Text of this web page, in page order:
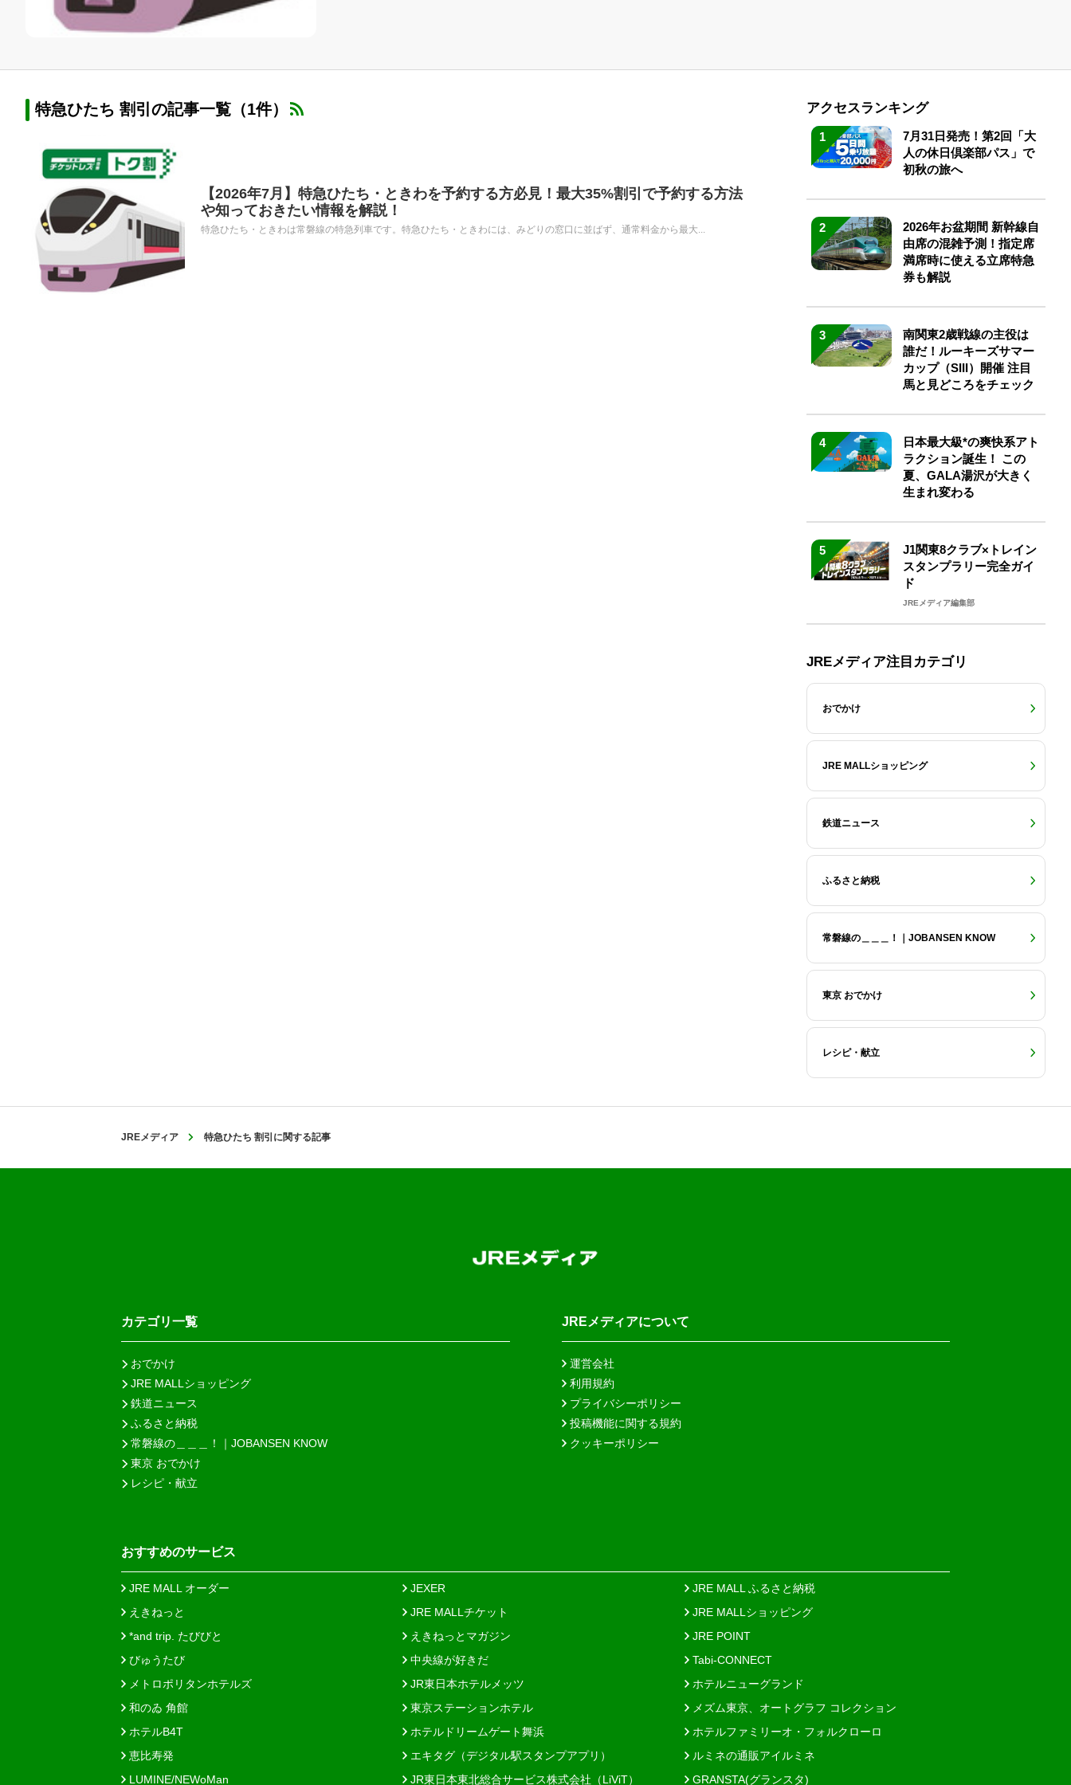
特急ひたち 割引の記事一覧（1件）
【2026年7月】特急ひたち・ときわを予約する方必見！最大35%割引で予約する方法
や知っておきたい情報を解説！
特急ひたち・ときわは常磐線の特急列車です。特急ひたち・ときわには、みどりの窓口に並ばず、通常料金から最大...
アクセスランキング
1
7月31日発売！第2回「大
人の休日倶楽部パス」で
初秋の旅へ
2
2026年お盆期間 新幹線自
由席の混雑予測！指定席
満席時に使える立席特急
券も解説
3
南関東2歳戦線の主役は
誰だ！ルーキーズサマー
カップ（SIII）開催 注目
馬と見どころをチェック
4
日本最大級*の爽快系アト
ラクション誕生！ この
夏、GALA湯沢が大きく
生まれ変わる
5
J1関東8クラブ×トレイン
スタンプラリー完全ガイ
ド
JREメディア編集部
JREメディア注目カテゴリ
おでかけ
JRE MALLショッピング
鉄道ニュース
ふるさと納税
常磐線の＿＿＿！｜JOBANSEN KNOW
東京 おでかけ
レシピ・献立
JREメディア 特急ひたち 割引に関する記事
カテゴリ一覧
おでかけ
JRE MALLショッピング
鉄道ニュース
ふるさと納税
常磐線の＿＿＿！｜JOBANSEN KNOW
東京 おでかけ
レシピ・献立
JREメディアについて
運営会社
利用規約
プライバシーポリシー
投稿機能に関する規約
クッキーポリシー
おすすめのサービス
JRE MALL オーダー JEXER
JRE MALL ふるさと納税
えきねっと
JRE MALLチケット
JRE MALLショッピング
*and trip. たびびと
えきねっとマガジン
JRE POINT
びゅうたび
中央線が好きだ
Tabi-CONNECT
メトロポリタンホテルズ
JR東日本ホテルメッツ
ホテルニューグランド
和のゐ 角館
東京ステーションホテル
メズム東京、オートグラフ コレクション
ホテルB4T
ホテルドリームゲート舞浜
ホテルファミリーオ・フォルクローロ
恵比寿発
エキタグ（デジタル駅スタンプアプリ）
ルミネの通販アイルミネ
LUMINE/NEWoMan
JR東日本東北総合サービス株式会社（LiViT） GRANSTA(グランスタ)